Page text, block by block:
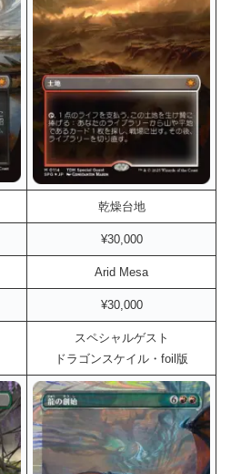
乾燥台地
¥30,000
Arid Mesa
¥30,000
スペシャルゲスト
ドラゴンスケイル・foil版